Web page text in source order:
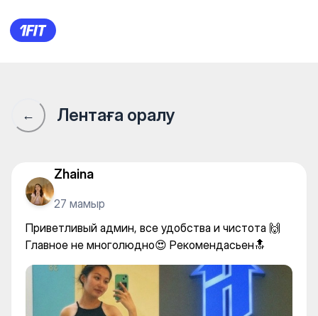
Тренажерный зал
← Лентаға оралу
Zhaina
27 мамыр
Приветливый админ, все удобства и чистота 🙌
Главное не многолюдно😍 Рекомендасьен🔝